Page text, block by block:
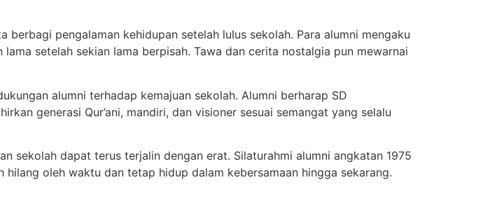
pengalaman kehidupan setelah lulus sekolah. Para alumni mengaku
setelah sekian lama berpisah. Tawa dan cerita nostalgia pun mewarnai
alumni terhadap kemajuan sekolah. Alumni berharap SD
generasi Qur’ani, mandiri, dan visioner sesuai semangat yang selalu
sekolah dapat terus terjalin dengan erat. Silaturahmi alumni angkatan 1975
oleh waktu dan tetap hidup dalam kebersamaan hingga sekarang.